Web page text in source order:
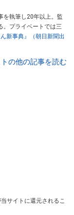
を執筆し20年以上。監
。プライベートでは三
新事典』（朝日新聞出
の他の記事を読む
サイトに還元されるこ